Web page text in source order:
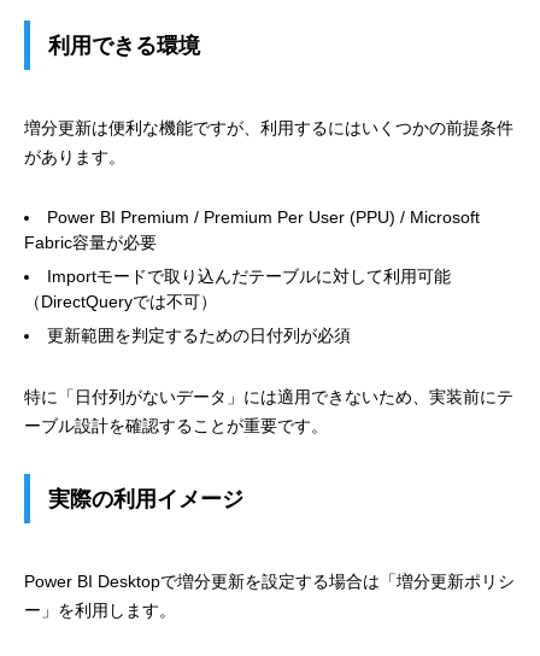
利用できる環境
増分更新は便利な機能ですが、利用するにはいくつかの前提条件
があります。
Power BI Premium / Premium Per User (PPU) / Microsoft
Fabric容量が必要
Importモードで取り込んだテーブルに対して利用可能
（DirectQueryでは不可）
更新範囲を判定するための日付列が必須
特に「日付列がないデータ」には適用できないため、実装前にテ
ーブル設計を確認することが重要です。
実際の利用イメージ
Power BI Desktopで増分更新を設定する場合は「増分更新ポリシ
ー」を利用します。